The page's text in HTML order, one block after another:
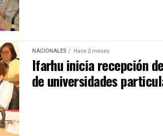
NACIONALES Hace 2 meses
Ifarhu inicia recepción
de universidades